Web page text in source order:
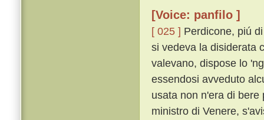
[Voice: panfilo ]
[ 025 ] Perdicone, piú
si vedeva la disiderata
valevano, dispose lo
essendosi avveduto
usata non n'era di
ministro di Venere,